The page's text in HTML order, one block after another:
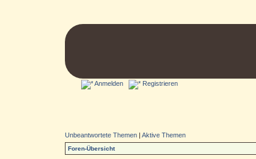
Anmelden Registrieren
Unbeantwortete Themen| Aktive Themen
Foren-Übersicht